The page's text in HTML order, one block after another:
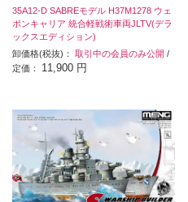
35A12-D SABREモデル H37M1278 ウェ
ポンキャリア 統合軽戦術車両JLTV(デラ
ックスエディション)
卸価格(税抜)： 取引中の会員のみ公開 /
定価： 11,900 円